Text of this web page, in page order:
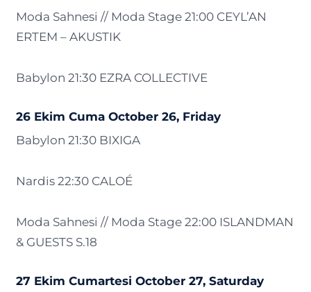
Moda Sahnesi // Moda Stage 21:00 CEYL’AN
ERTEM – AKUSTIK
Babylon 21:30 EZRA COLLECTIVE
26 Ekim Cuma October 26, Friday
Babylon 21:30 BIXIGA
Nardis 22:30 CALOÉ
Moda Sahnesi // Moda Stage 22:00 ISLANDMAN
& GUESTS S.18
27 Ekim Cumartesi October 27, Saturday